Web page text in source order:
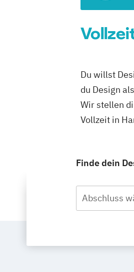
Du willst
du Design
Wir stellen
Vollzeit in
Finde dein
Abschluss